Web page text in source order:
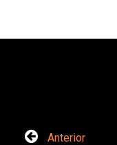
Anterior